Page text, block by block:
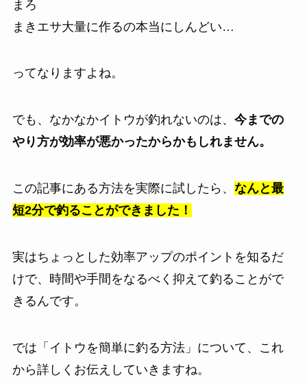
まろ
まきエサ大量に作るの本当にしんどい…
ってなりますよね。
でも、なかなかイトウが釣れないのは、 今までの
やり方が効率が悪かったからかもしれません。
この記事にある方法を実際に試したら、 なんと最
短2分で釣ることができました！
実はちょっとした効率アップのポイントを知るだ
けで、時間や手間をなるべく抑えて釣ることがで
きるんです。
では「イトウを簡単に釣る方法」について、これ
から詳しくお伝えしていきますね。